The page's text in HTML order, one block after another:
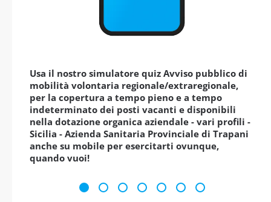
Usa il nostro simulatore quiz Avviso pubblico di
mobilità volontaria regionale/extraregionale,
per la copertura a tempo pieno e a tempo
indeterminato dei posti vacanti e disponibili
nella dotazione organica aziendale - vari profili -
Sicilia - Azienda Sanitaria Provinciale di Trapani
anche su mobile per esercitarti ovunque,
quando vuoi!